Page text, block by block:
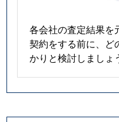
各会社の査定結果を
契約をする前に、ど
かりと検討しましょ